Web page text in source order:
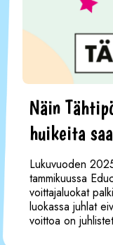
Näin
huikeita
Lukuvuoden
tammikuussa
voittajaluokat
luokassa juhlat
voittoa on